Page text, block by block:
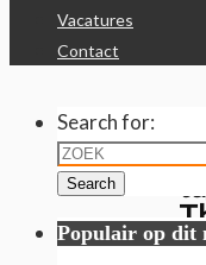
Vacatures
Contact
Search for:
Search
Populair op dit